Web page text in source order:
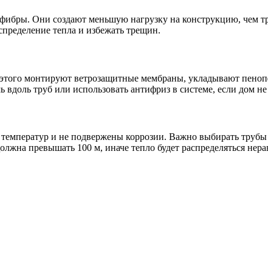
Они создают меньшую нагрузку на конструкцию, чем
тепла и избежать трещин.
монтируют ветрозащитные мембраны, укладывают
труб или использовать антифриз в системе, если дом не
и не подвержены коррозии. Важно выбирать
превышать 100 м, иначе тепло будет распределяться